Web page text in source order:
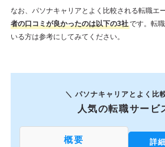
なお、パソナキャリアとよく比較される転職エ
者の口コミが良かったのは以下の3社です。転
いる方は参考にしてみてください。
＼ パソナキャリアとよく比
人気の転職サービ
概要 詳細